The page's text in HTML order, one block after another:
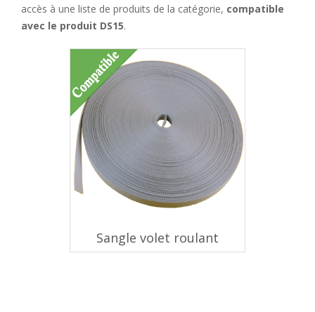
accès à une liste de produits de la catégorie, compatible
avec le produit DS15.
Sangle volet roulant